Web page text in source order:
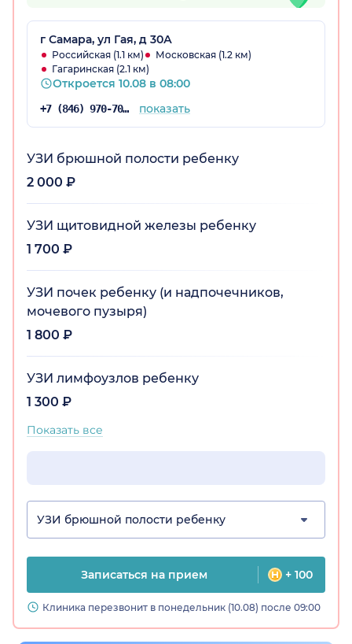
г Самара, ул Гая, д 30А
Российская (1.1 км)
Московская (1.2 км)
Гагаринская (2.1 км)
Откроется 10.08 в 08:00
+7 (846) 970-70-92 показать
УЗИ брюшной полости ребенку
2 000 ₽
УЗИ щитовидной железы ребенку
1 700 ₽
УЗИ почек ребенку (и надпочечников,
мочевого пузыря)
1 800 ₽
УЗИ лимфоузлов ребенку
1 300 ₽
Показать все
УЗИ брюшной полости ребенку
Записаться на прием + 100
Клиника перезвонит в понедельник (10.08) после 09:00